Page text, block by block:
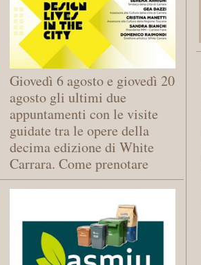
Giovedì 6 agosto e giovedì 20
agosto gli ultimi due
appuntamenti con le visite
guidate tra le opere della
decima edizione di White
Carrara. Come prenotare